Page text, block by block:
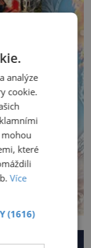
analýze
cookie.
které
Více
(1616)